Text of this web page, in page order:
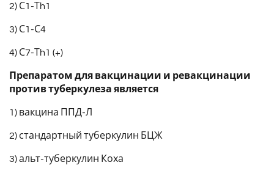
2) С1-Тh1
3) С1-С4
4) С7-Тh1 (+)
Препаратом для вакцинации и ревакцинации
против туберкулеза является
1) вакцина ППД-Л
2) стандартный туберкулин БЦЖ
3) альт-туберкулин Коха